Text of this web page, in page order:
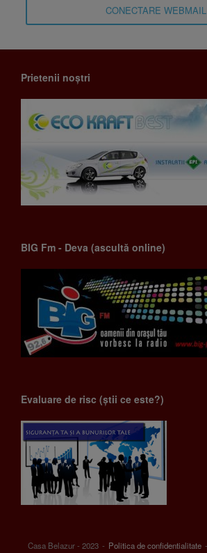
CONECTARE WEBMAIL
Prietenii noștri
BIG Fm - Deva (ascultă online)
Evaluare de risc (știi ce este?)
Casa Belazur - 2023 Politica de confidentialitate